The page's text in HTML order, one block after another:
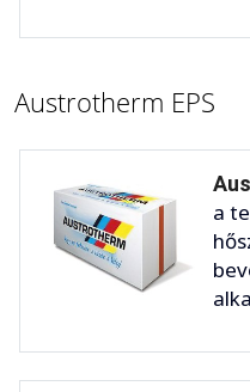
Austrotherm EPS
a